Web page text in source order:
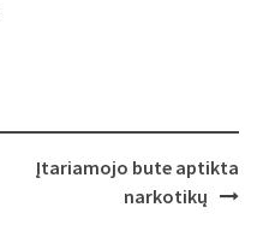
Įtariamojo bute aptikta
narkotikų